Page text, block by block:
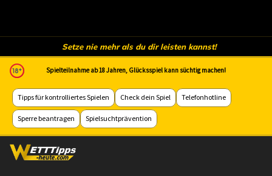
Setze nie mehr als du dir leisten kannst!
Spielteilnahme ab 18 Jahren, Glücksspiel kann süchtig machen!
Tipps für kontrolliertes Spielen Check dein Spiel Telefonhotline
Sperre beantragen Spielsuchtprävention